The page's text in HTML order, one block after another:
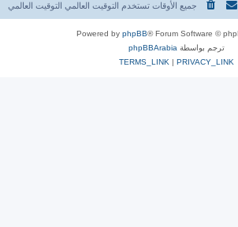
جميع الأوقات تستخدم التوقيت العالمي التوقيت العالمي
Powered by phpBB® Forum Software ©
ترجم بواسطة phpBBArabia
PRIVACY_LINK
|
TERMS_LINK